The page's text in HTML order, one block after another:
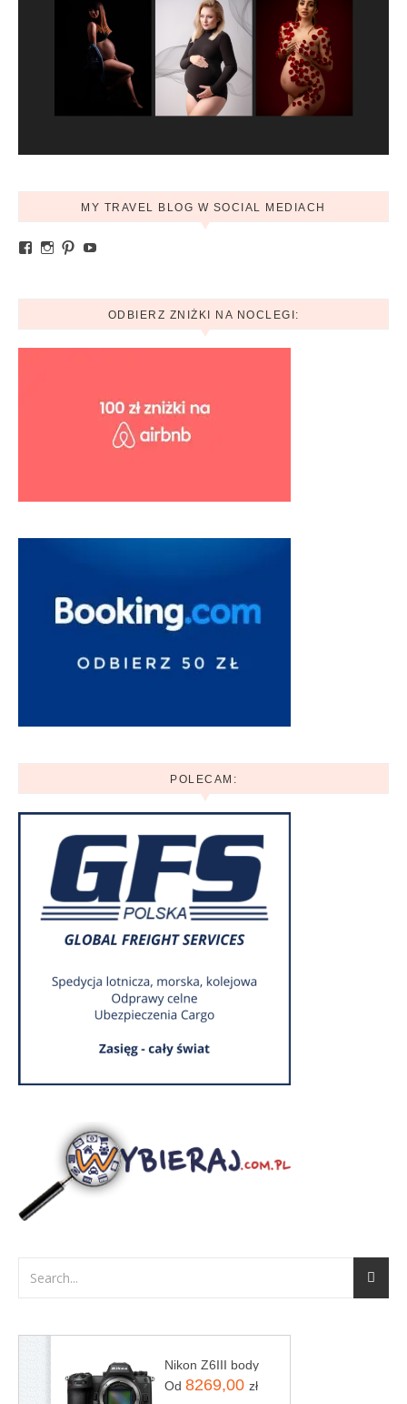
MY TRAVEL BLOG W SOCIAL MEDIACH
Zobacz profil Ania.mytravelblog na Facebook
Zobacz profil mytravelblog.com.pl na Instagram
Pinterest
YouTube
ODBIERZ ZNIŻKI NA NOCLEGI:
POLECAM:
Nikon Z6III body
Od 8269,00 zł